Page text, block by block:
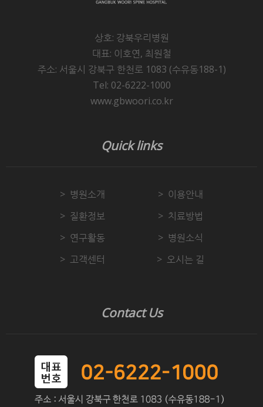
상호: 강북우리병원
대표: 이호연, 최원철
주소: 서울시 강북구 한천로 1083 (수유동188-1)
Tel: 02-6222-1000
www.gbwoori.co.kr
Quick links
병원소개
이용안내
질환정보
치료방법
연구활동
병원소식
고객센터
오시는 길
Contact Us